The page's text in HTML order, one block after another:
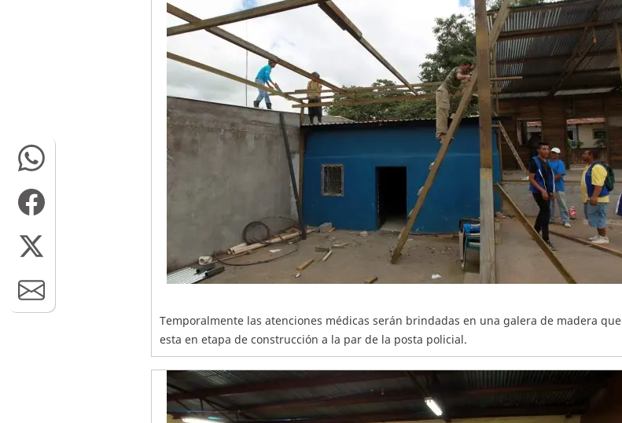
Temporalmente las atenciones médicas serán brindadas en una galera de madera que
esta en etapa de construcción a la par de la posta policial.